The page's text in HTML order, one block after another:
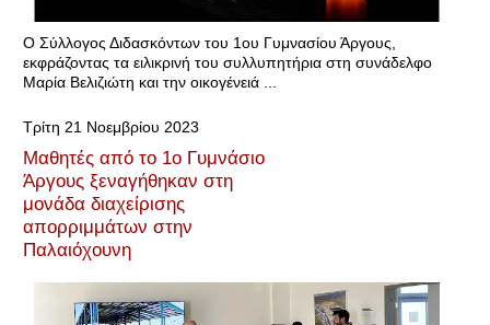
Ο Σύλλογος Διδασκόντων του 1ου Γυμνασίου Άργους,
εκφράζοντας τα ειλικρινή του συλλυπητήρια στη συνάδελφο
Μαρία Βελιζιώτη και την οικογένειά ...
Τρίτη 21 Νοεμβρίου 2023
Μαθητές από το 1ο Γυμνάσιο
Άργους ξεναγήθηκαν στη
μονάδα διαχείρισης
απορριμμάτων στην
Παλαιόχουνη